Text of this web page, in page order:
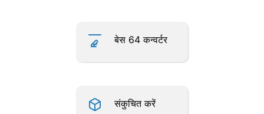
बेस 64 कन्वर्टर
संकुचित करें